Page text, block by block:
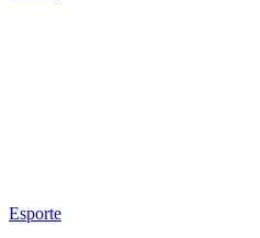
Esporte